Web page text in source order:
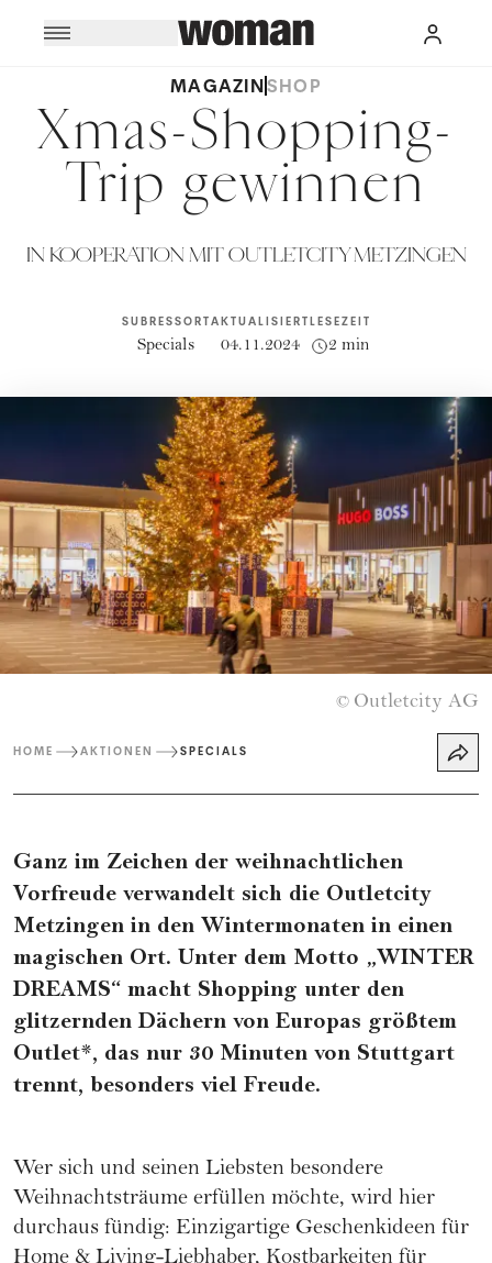
MAGAZINSHOP
Xmas-Shopping-
Trip gewinnen
IN KOOPERATION MIT OUTLETCITY METZINGEN
SUBRESSORT
Specials
AKTUALISIERT
04.11.2024
LESEZEIT
2 min
© Outletcity AG
HOME AKTIONEN SPECIALS
Ganz im Zeichen der weihnachtlichen
Vorfreude verwandelt sich die Outletcity
Metzingen in den Wintermonaten in einen
magischen Ort. Unter dem Motto „WINTER
DREAMS“ macht Shopping unter den
glitzernden Dächern von Europas größtem
Outlet*, das nur 30 Minuten von Stuttgart
trennt, besonders viel Freude.
Wer sich und seinen Liebsten besondere
Weihnachtsträume erfüllen möchte, wird hier
durchaus fündig: Einzigartige Geschenkideen für